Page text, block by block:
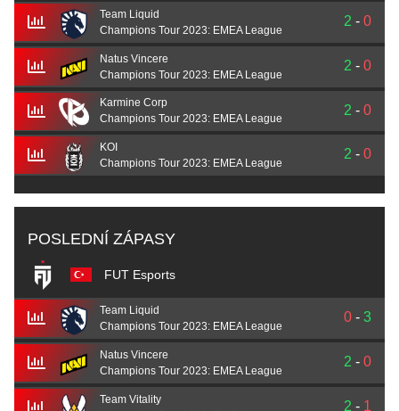
Team Liquid
Champions Tour 2023: EMEA League
2 - 0
Natus Vincere
Champions Tour 2023: EMEA League
2 - 0
Karmine Corp
Champions Tour 2023: EMEA League
2 - 0
KOI
Champions Tour 2023: EMEA League
2 - 0
POSLEDNÍ ZÁPASY
FUT Esports
Team Liquid
Champions Tour 2023: EMEA League
0 - 3
Natus Vincere
Champions Tour 2023: EMEA League
2 - 0
Team Vitality
2 - 1